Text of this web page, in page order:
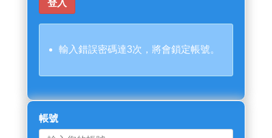
輸入錯誤密碼達3次，將會鎖定帳號。
帳號